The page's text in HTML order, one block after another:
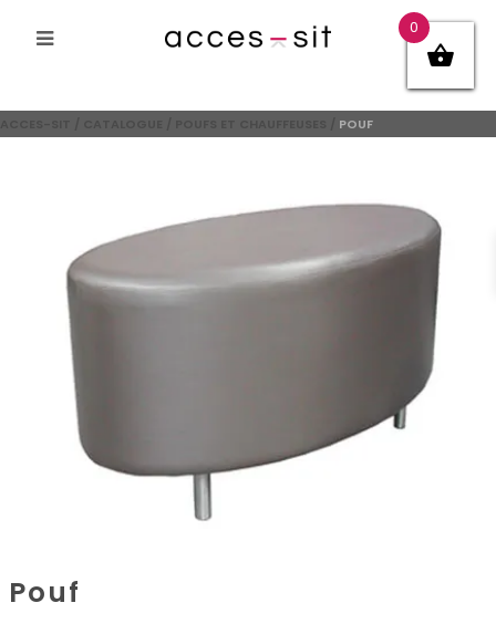
POUF
Pouf
0